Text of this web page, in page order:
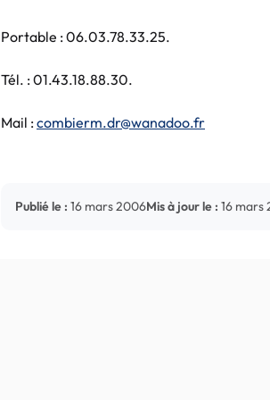
Portable : 06.03.78.33.25.
Tél. : 01.43.18.88.30.
Mail :combierm.dr@wanadoo.fr
Publié le : 16 mars 2006Mis à jour le : 16 mars